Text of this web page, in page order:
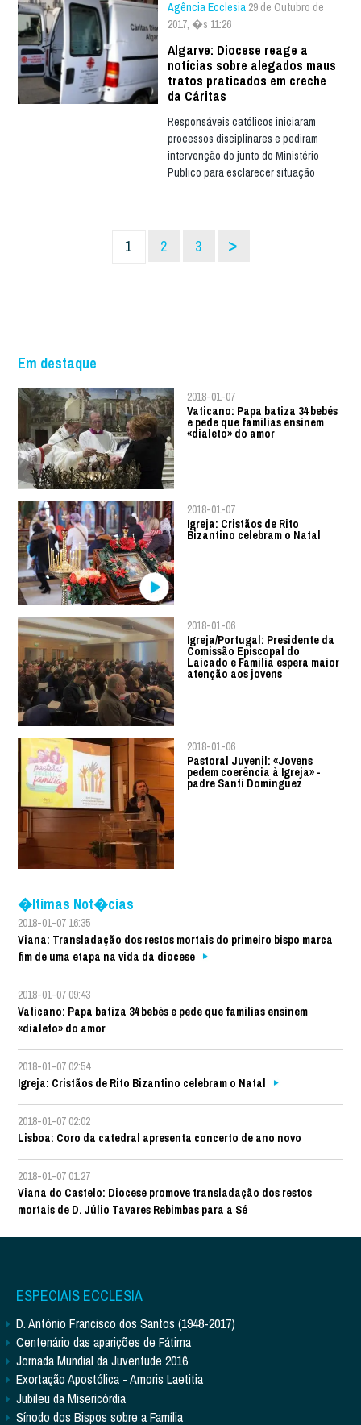
Agência Ecclesia 29 de Outubro de
2017, �s 11:26
Algarve: Diocese reage a
notícias sobre alegados maus
tratos praticados em creche
da Cáritas
Responsáveis católicos iniciaram
processos disciplinares e pediram
intervenção do junto do Ministério
Publico para esclarecer situação
1 2 3 >
Em destaque
2018-01-07
Vaticano: Papa batiza 34 bebés
e pede que famílias ensinem
«dialeto» do amor
2018-01-07
Igreja: Cristãos de Rito
Bizantino celebram o Natal
2018-01-06
Igreja/Portugal: Presidente da
Comissão Episcopal do
Laicado e Família espera maior
atenção aos jovens
2018-01-06
Pastoral Juvenil: «Jovens
pedem coerência à Igreja» -
padre Santi Dominguez
�ltimas Not�cias
2018-01-07 16:35
Viana: Transladação dos restos mortais do primeiro bispo marca
fim de uma etapa na vida da diocese
2018-01-07 09:43
Vaticano: Papa batiza 34 bebés e pede que famílias ensinem
«dialeto» do amor
2018-01-07 02:54
Igreja: Cristãos de Rito Bizantino celebram o Natal
2018-01-07 02:02
Lisboa: Coro da catedral apresenta concerto de ano novo
2018-01-07 01:27
Viana do Castelo: Diocese promove transladação dos restos
mortais de D. Júlio Tavares Rebimbas para a Sé
ESPECIAIS ECCLESIA
D. António Francisco dos Santos (1948-2017)
Centenário das aparições de Fátima
Jornada Mundial da Juventude 2016
Exortação Apostólica - Amoris Laetitia
Jubileu da Misericórdia
Sínodo dos Bispos sobre a Família